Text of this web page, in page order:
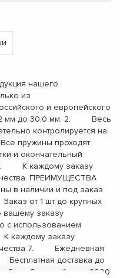
нашего
из
и европейского
мм до 30,0 мм. 2. Весь
контролируется на
пружины проходят
и окончательный
4. К каждому заказу
ПРЕИМУЩЕСТВА
наличии и под заказ
от 1 шт до крупных
заказу
использованием
заказу
7. Ежедневная
доставка до
9. Опыт работы с 2000